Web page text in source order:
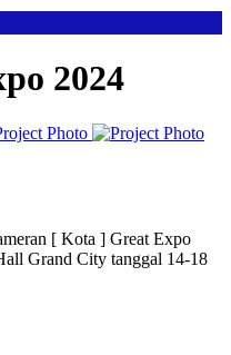
2024
[ Kota ] Great Expo
Grand City tanggal 14-18